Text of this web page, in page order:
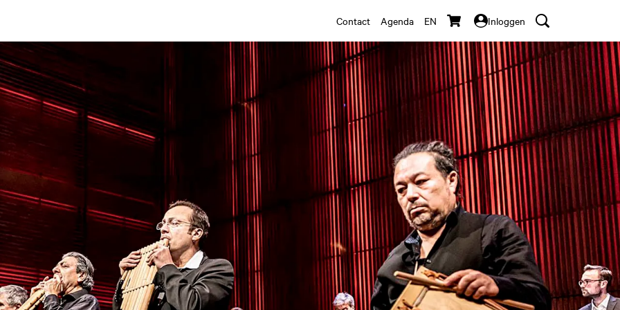
Contact Agenda EN Inloggen